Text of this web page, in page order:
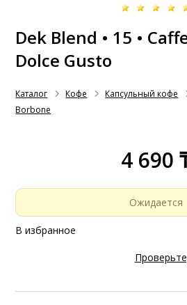
Dek Blend • 15 •
Dolce Gusto
Каталог Кофе Капсульный кофе
Borbone
4 690
Ожидается
В избранное